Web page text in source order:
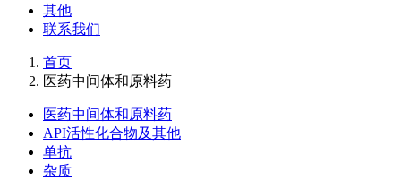
其他
联系我们
首页
医药中间体和原料药
医药中间体和原料药
API活性化合物及其他
单抗
杂质